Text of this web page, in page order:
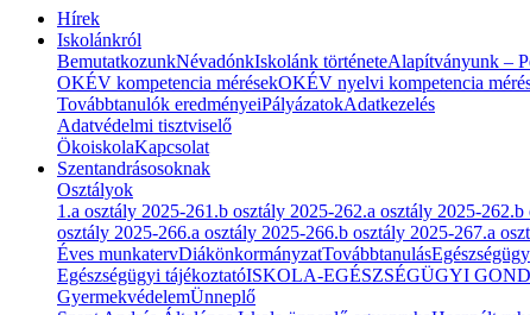
Hírek
Iskolánkról
BemutatkozunkNévadónkIskolánk történeteAlapítványunk –
OKÉV kompetencia mérésekOKÉV nyelvi kompetencia
Továbbtanulók eredményeiPályázatokAdatkezelés
Adatvédelmi tisztviselő
ÖkoiskolaKapcsolat
Szentandrásosoknak
Osztályok
1.a osztály 2025-261.b osztály 2025-262.a osztály 2025-262.b
osztály 2025-266.a osztály 2025-266.b osztály 2025-267.a
Éves munkatervDiákönkormányzatTovábbtanulásEgészségügy
Egészségügyi tájékoztatóISKOLA-EGÉSZSÉGÜGYI
GyermekvédelemÜnneplő